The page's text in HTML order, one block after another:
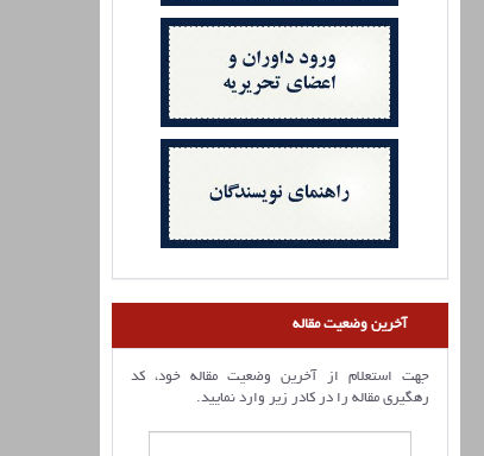
آخرین وضعیت مقاله
جهت استعلام از آخرین وضعیت مقاله خود، کد
رهگیری مقاله را در کادر زیر وارد نمایید.